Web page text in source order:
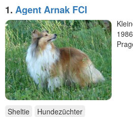
1. Agent Arnak FCI
Sheltie
Hundezüchter